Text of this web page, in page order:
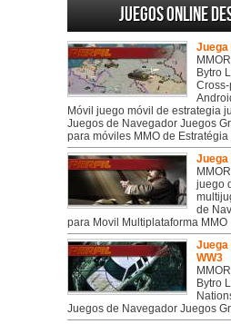
Juegos online
Juega
Bytro
Móvil juego móvil de estrategia
Juegos de Navegador Juegos
para móviles MMO de Estratégia
Juega
juego
de
para Movil Multiplataforma MMO
Juega
WW3
Bytro
Juegos de Navegador Juegos